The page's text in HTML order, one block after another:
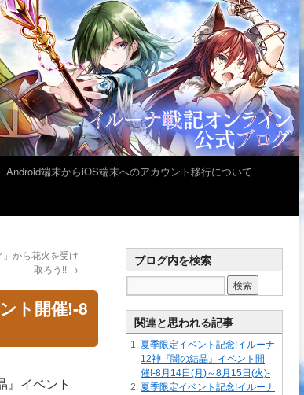
Android端末からiOS端末へのアカウント移行について
から花火を受け
取ろう!! →
ト開催!-8
』イベント
ブログ内を検索
関連と思われる記事
夏季限定イベント記念!イルーナ
12神『闇の結晶』イベント開
催!-8月14日(月)～8月15日(火)-
夏季限定イベント記念!イルーナ